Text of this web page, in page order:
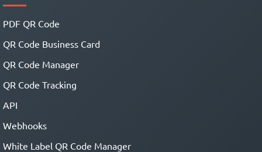
PDF QR Code
QR Code Business Card
QR Code Manager
QR Code Tracking
API
Webhooks
White Label QR Code Manager